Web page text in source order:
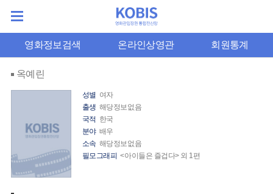
영화정보검색 온라인상영관 회원통계
옥예린
성별 여자
출생 해당정보없음
국적 한국
분야 배우
소속 해당정보없음
필모그래피 <아이들은 즐겁다> 외 1편